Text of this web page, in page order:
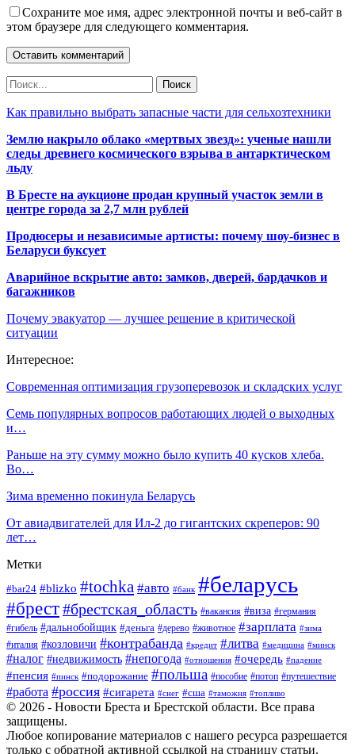
Сохраните мое имя, адрес электронной почты и веб-сайт в
этом браузере для следующего комментария.
Как правильно выбрать запасные части для сельхозтехники
Землю накрыло облако «мертвых звезд»: ученые нашли
следы древнего космического взрыва в антарктическом
льду
В Бресте на аукционе продан крупный участок земли в
центре города за 2,7 млн рублей
Продюсеры и независимые артисты: почему шоу-бизнес в
Беларуси буксует
Аварийное вскрытие авто: замков, дверей, бардачков и
багажников
Почему эвакуатор — лучшее решение в критической
ситуации
Интересное:
Современная оптимизация грузоперевозок и складских услуг
Семь популярных вопросов работающих людей о выходных
и…
Раньше на эту сумму можно было купить 40 кусков хлеба.
Во…
Зима временно покинула Беларусь
От авиадвигателей для Ил-2 до гигантских скреперов: 90
лет…
Метки
#bar24 #blizko #tochka #авто #банк #беларусь
#брест#брестская_область #вакансия #виза #германия
#гибель #дальнобойщик #деньга #дерево #животное #зарплата #зима
#италия #козловичи #контрабанда #кредит #литва #медицина #минск
#налог #недвижимость #непогода #отношения #очередь #падение
#пенсия #пинск #подорожание #польша #пособие #потоп #путешествие
#работа #россия #сигарета #снег #сша #таможня #топливо
© 2026 - Новости Бреста и Брестской области. Все права
защищены.
Любое копирование материалов с нашего ресурса разрешается
только с обратной активной ссылкой на страницу статьи.